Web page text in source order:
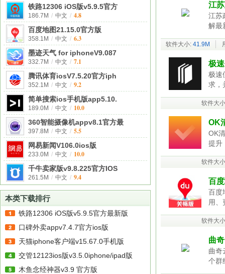
铁路12306 iOS版v5.9.5官方
186.7M / 中文 / 4.8
百度地图21.15.0官方版
358.1M / 中文 / 6.3
墨迹天气 for iphoneV9.087
332.7M / 中文 / 7.1
腾讯体育iosV7.5.20官方iph
352.1M / 中文 / 9.2
简单搜索ios手机版app5.10.
189.0M / 中文 / 10.0
360智能摄像机appv8.1官方最
397.8M / 中文 / 5.5
网易新闻V106.0ios版
233.0M / 中文 / 10.0
千牛卖家版v9.8.225官方IOS
261.5M / 中文 / 9.4
本类下载排行
铁路12306 iOS版v5.9.5官方最新版
口碑外卖appv7.4.7官方ios版
天猫iphone客户端v15.67.0手机版
交管12123ios版v3.5.0iphone/ipad版
木鱼念经神器v3.9 官方版
江
江苏
解最
软件大小: 41.9M
极
极速
求，
软件大
OK
OK
提升
软件大
百
百度
用、
软件大
曲
曲奇
个群